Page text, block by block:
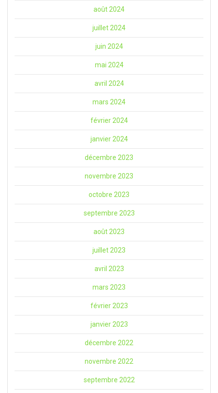
août 2024
juillet 2024
juin 2024
mai 2024
avril 2024
mars 2024
février 2024
janvier 2024
décembre 2023
novembre 2023
octobre 2023
septembre 2023
août 2023
juillet 2023
avril 2023
mars 2023
février 2023
janvier 2023
décembre 2022
novembre 2022
septembre 2022